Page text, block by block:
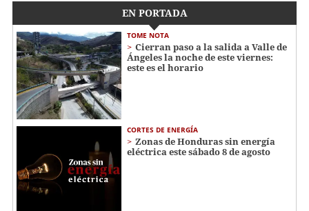
EN PORTADA
TOME NOTA
Cierran paso a la salida a Valle de
Ángeles la noche de este viernes:
este es el horario
CORTES DE ENERGÍA
Zonas de Honduras sin energía
eléctrica este sábado 8 de agosto